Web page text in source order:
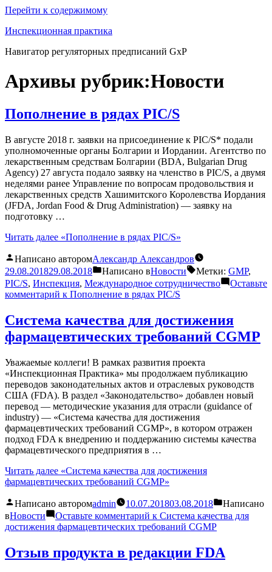
Перейти к содержимому
Инспекционная практика
Навигатор регуляторных предписаний GxP
Архивы рубрик:Новости
Пополнение в рядах PIC/S
В августе 2018 г. заявки на присоединение к PIC/S* подали
уполномоченные органы Болгарии и Иордании. Агентство по
лекарственным средствам Болгарии (BDA, Bulgarian Drug
Agency) 27 августа подало заявку на членство в PIC/S, а двумя
неделями ранее Управление по вопросам продовольствия и
лекарственных средств Хашимитского Королевства Иордания
(JFDA, Jordan Food & Drug Administration) — заявку на
подготовку …
Читать далее «Пополнение в рядах PIC/S»
Написано авторомАлександр Александров
29.08.201829.08.2018 Написано вНовости Метки: GMP,
PIC/S, Инспекция, Международное сотрудничество
Оставьте
комментарий к Пополнение в рядах PIC/S
Система качества для достижения
фармацевтических требований CGMP
Уважаемые коллеги! В рамках развития проекта
«Инспекционная Практика» мы продолжаем публикацию
переводов законодательных актов и отраслевых руководств
США (FDA). В раздел «Законодательство» добавлен новый
перевод — методические указания для отрасли (guidance of
industry) — «Система качества для достижения
фармацевтических требований CGMP», в котором отражен
подход FDA к внедрению и поддержанию системы качества
фармацевтического предприятия в …
Читать далее «Система качества для достижения
фармацевтических требований CGMP»
Написано авторомadmin 10.07.201803.08.2018
Написано
вНовости Оставьте комментарий к Система качества для
достижения фармацевтических требований CGMP
Отзыв продукта в редакции FDA